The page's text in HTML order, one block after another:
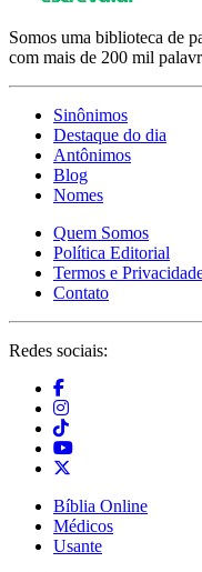
Somos uma biblioteca de
com mais de 200 mil
Sinônimos
Destaque do dia
Antônimos
Blog
Nomes
Quem Somos
Política Editorial
Termos e
Contato
Redes sociais:
Bíblia Online
Médicos
Usante